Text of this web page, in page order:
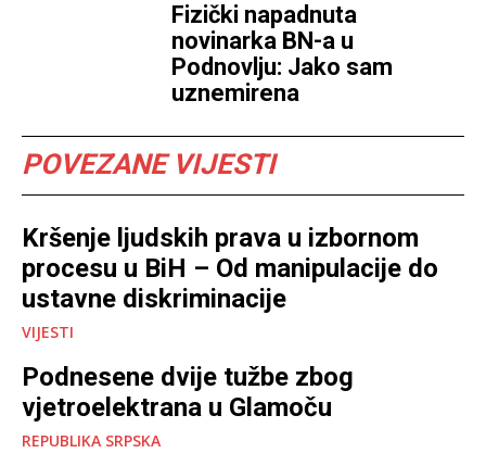
Fizički napadnuta
novinarka BN-a u
Podnovlju: Jako sam
uznemirena
POVEZANE VIJESTI
Kršenje ljudskih prava u izbornom
procesu u BiH – Od manipulacije do
ustavne diskriminacije
VIJESTI
Podnesene dvije tužbe zbog
vjetroelektrana u Glamoču
REPUBLIKA SRPSKA